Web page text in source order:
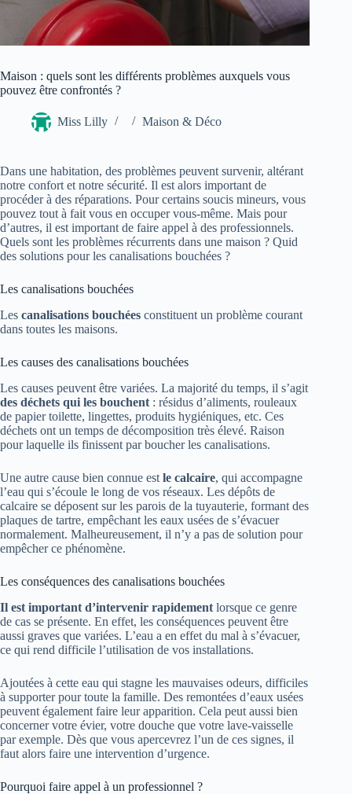
Maison : quels sont les différents problèmes auxquels vous
pouvez être confrontés ?
Miss Lilly Maison & Déco
Dans une habitation, des problèmes peuvent survenir, altérant
notre confort et notre sécurité. Il est alors important de
procéder à des réparations. Pour certains soucis mineurs, vous
pouvez tout à fait vous en occuper vous-même. Mais pour
d’autres, il est important de faire appel à des professionnels.
Quels sont les problèmes récurrents dans une maison ? Quid
des solutions pour les canalisations bouchées ?
Les canalisations bouchées
Les canalisations bouchées constituent un problème courant
dans toutes les maisons.
Les causes des canalisations bouchées
Les causes peuvent être variées. La majorité du temps, il s’agit
des déchets qui les bouchent : résidus d’aliments, rouleaux
de papier toilette, lingettes, produits hygiéniques, etc. Ces
déchets ont un temps de décomposition très élevé. Raison
pour laquelle ils finissent par boucher les canalisations.
Une autre cause bien connue est le calcaire, qui accompagne
l’eau qui s’écoule le long de vos réseaux. Les dépôts de
calcaire se déposent sur les parois de la tuyauterie, formant des
plaques de tartre, empêchant les eaux usées de s’évacuer
normalement. Malheureusement, il n’y a pas de solution pour
empêcher ce phénomène.
Les conséquences des canalisations bouchées
Il est important d’intervenir rapidement lorsque ce genre
de cas se présente. En effet, les conséquences peuvent être
aussi graves que variées. L’eau a en effet du mal à s’évacuer,
ce qui rend difficile l’utilisation de vos installations.
Ajoutées à cette eau qui stagne les mauvaises odeurs, difficiles
à supporter pour toute la famille. Des remontées d’eaux usées
peuvent également faire leur apparition. Cela peut aussi bien
concerner votre évier, votre douche que votre lave-vaisselle
par exemple. Dès que vous apercevrez l’un de ces signes, il
faut alors faire une intervention d’urgence.
Pourquoi faire appel à un professionnel ?